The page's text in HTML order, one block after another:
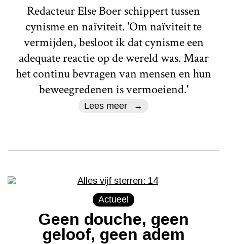
Redacteur Else Boer schippert tussen
cynisme en naïviteit. 'Om naïviteit te
vermijden, besloot ik dat cynisme een
adequate reactie op de wereld was. Maar
het continu bevragen van mensen en hun
beweegredenen is vermoeiend.'
Lees meer
Actueel
Geen douche, geen
geloof, geen adem